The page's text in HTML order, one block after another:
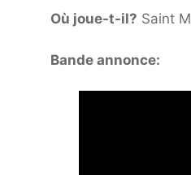
Où joue-t-il? Saint
Bande annonce: